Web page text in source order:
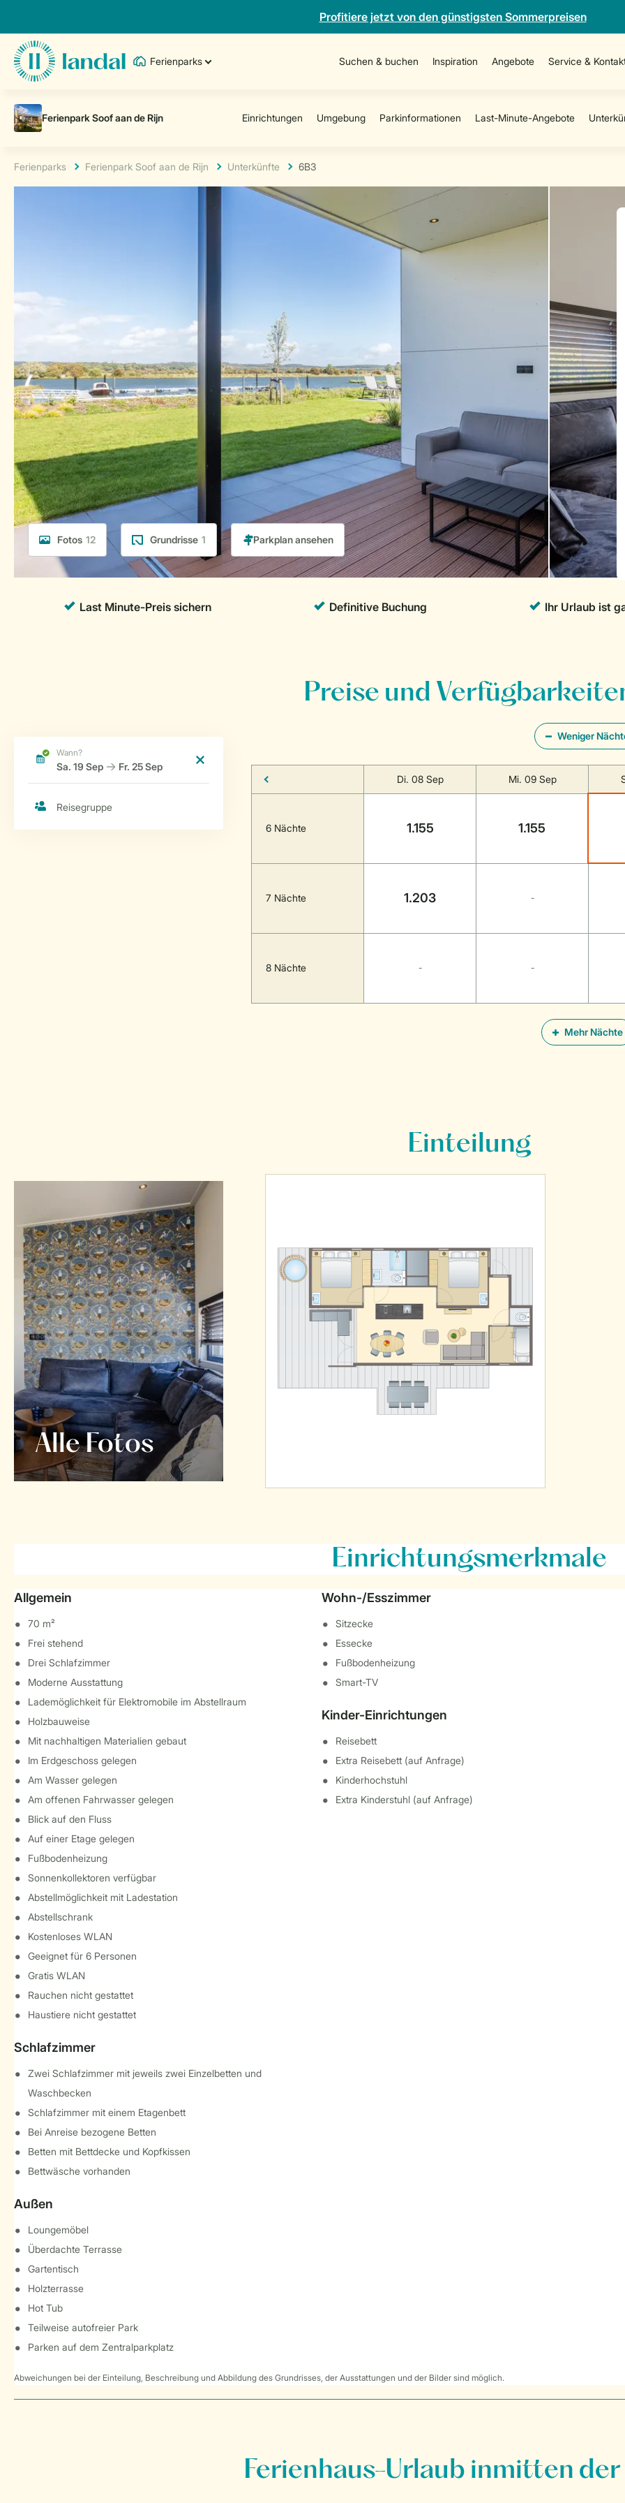
Profitiere jetzt von den günstigsten Sommerpreisen
Ferienparks Suchen & buchen Inspiration Angebote Service &
Ferienparks Ferienpark Soof aan de Rijn Unterkünfte 6B3
Fotos 12 Grundrisse 1
Preise und
Weniger
Mehr Nächte
Di. 08 Sep Mi. 09 Sep
6 Nächte 1.155 1.155
7 Nächte 1.203 -
8 Nächte - -
Einteilung
Alle Fotos
Einrichtungsmerkmale
Allgemein
70 m²
Frei stehend
Drei Schlafzimmer
Moderne Ausstattung
Lademöglichkeit für Elektromobile im Abstellraum
Holzbauweise
Mit nachhaltigen Materialien gebaut
Im Erdgeschoss gelegen
Am Wasser gelegen
Am offenen Fahrwasser gelegen
Blick auf den Fluss
Auf einer Etage gelegen
Fußbodenheizung
Sonnenkollektoren verfügbar
Abstellmöglichkeit mit Ladestation
Abstellschrank
Kostenloses WLAN
Geeignet für 6 Personen
Gratis WLAN
Rauchen nicht gestattet
Haustiere nicht gestattet
Schlafzimmer
Zwei Schlafzimmer mit jeweils zwei Einzelbetten und
Waschbecken
Schlafzimmer mit einem Etagenbett
Bei Anreise bezogene Betten
Betten mit Bettdecke und Kopfkissen
Bettwäsche vorhanden
Außen
Loungemöbel
Überdachte Terrasse
Gartentisch
Holzterrasse
Hot Tub
Teilweise autofreier Park
Parken auf dem Zentralparkplatz
Wohn-/Esszimmer
Sitzecke
Essecke
Fußbodenheizung
Smart-TV
Kinder-Einrichtungen
Reisebett
Extra Reisebett (auf Anfrage)
Kinderhochstuhl
Extra Kinderstuhl (auf Anfrage)
Abweichungen bei der Einteilung, Beschreibung und Abbildung des Grundrisses, der Ausstattungen und der Bilder sind möglich.
Ferienhaus-Urlaub inmitten